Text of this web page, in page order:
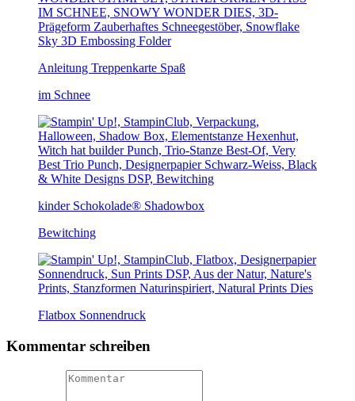
Anleitung Treppenkarte Spaß
im Schnee
kinder Schokolade® Shadowbox
Bewitching
Flatbox Sonnendruck
Kommentar schreiben